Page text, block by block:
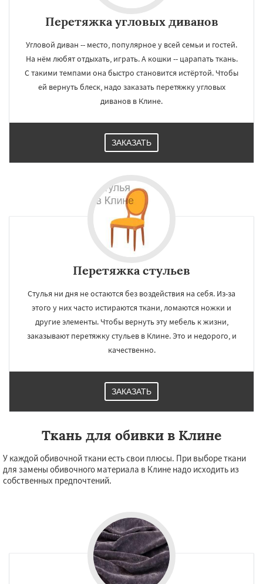
Перетяжка угловых диванов
Угловой диван -- место, популярное у всей семьи и гостей.
На нём любят отдыхать, играть. А кошки -- царапать ткань.
С такими темпами она быстро становится истёртой. Чтобы
ей вернуть блеск, надо заказать перетяжку угловых
диванов в Клине.
ЗАКАЗАТЬ
Перетяжка стульев
Стулья ни дня не остаются без воздействия на себя. Из-за
этого у них часто истираются ткани, ломаются ножки и
другие элементы. Чтобы вернуть эту мебель к жизни,
заказывают перетяжку стульев в Клине. Это и недорого, и
качественно.
ЗАКАЗАТЬ
Ткань для обивки в Клине
У каждой обивочной ткани есть свои плюсы. При выборе ткани
для замены обивочного материала в Клине надо исходить из
собственных предпочтений.